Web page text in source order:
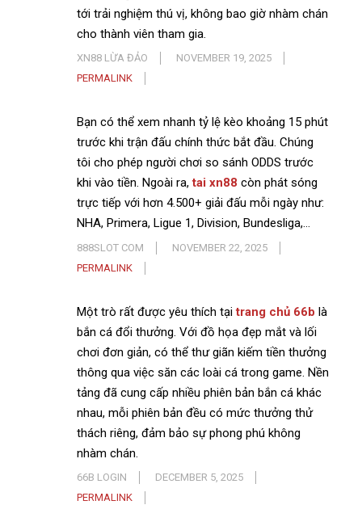
tới trải nghiệm thú vị, không bao giờ nhàm chán
cho thành viên tham gia.
XN88 LỪA ĐẢO
NOVEMBER 19, 2025
PERMALINK
Bạn có thể xem nhanh tỷ lệ kèo khoảng 15 phút
trước khi trận đấu chính thức bắt đầu. Chúng
tôi cho phép người chơi so sánh ODDS trước
khi vào tiền. Ngoài ra,tai xn88 còn phát sóng
trực tiếp với hơn 4.500+ giải đấu mỗi ngày như:
NHA, Primera, Ligue 1, Division, Bundesliga,…
888SLOT COM
NOVEMBER 22, 2025
PERMALINK
Một trò rất được yêu thích tạitrang chủ 66b là
bắn cá đổi thưởng. Với đồ họa đẹp mắt và lối
chơi đơn giản, có thể thư giãn kiếm tiền thưởng
thông qua việc săn các loài cá trong game. Nền
tảng đã cung cấp nhiều phiên bản bắn cá khác
nhau, mỗi phiên bản đều có mức thưởng thử
thách riêng, đảm bảo sự phong phú không
nhàm chán.
66B LOGIN
DECEMBER 5, 2025
PERMALINK